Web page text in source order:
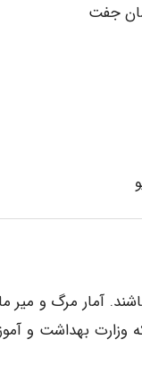
جفت
آمار مرگ و میر
بهداشت و